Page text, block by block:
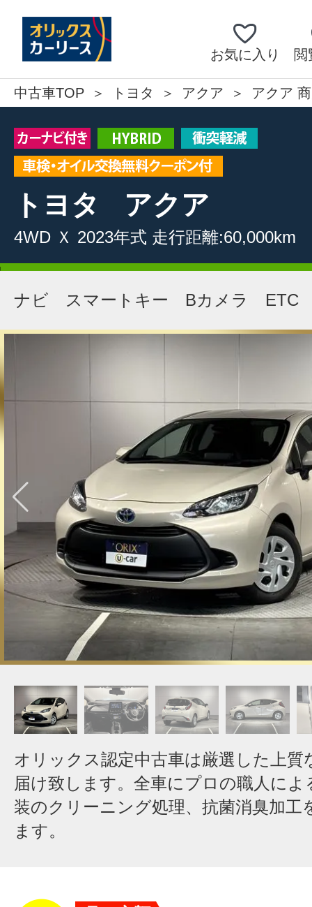
お気に入り 閲
中古車TOP トヨタ アクア アクア
トヨタ アクア
4WD Ｘ 2023年式 走行距離:60,000km
ナビ スマートキー Bカメラ ETC
オリックス認定中古車は厳選した上質
届け致します。全車にプロの職人によ
装のクリーニング処理、抗菌消臭加工
ます。